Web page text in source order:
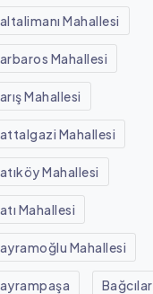
Mahallesi
Mahallesi
Mahallesi
Mahallesi
Mahallesi
Mahallesi
Mahallesi
Bağcılar